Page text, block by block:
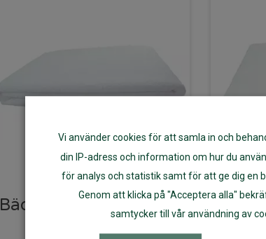
Bäddskydd hörnresår,
Vi använder cookies för att samla in och
din IP-adress och information om hur du
för analys och statistik samt för att ge dig en
Genom att klicka på "Acceptera alla"
samtycker till vår användning av